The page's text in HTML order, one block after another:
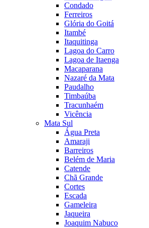
Condado
Ferreiros
Glória do Goitá
Itambé
Itaquitinga
Lagoa do Carro
Lagoa de Itaenga
Macaparana
Nazaré da Mata
Paudalho
Timbaúba
Tracunhaém
Vicência
Mata Sul
Água Preta
Amaraji
Barreiros
Belém de Maria
Catende
Chã Grande
Cortes
Escada
Gameleira
Jaqueira
Joaquim Nabuco